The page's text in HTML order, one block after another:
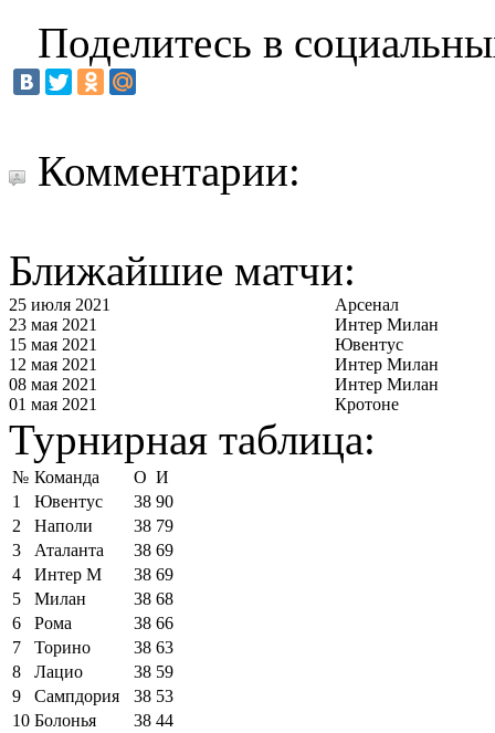
Поделитесь в
Комментарии:
Ближайшие матчи:
25 июля 2021
Арсенал
23 мая 2021
Интер Милан
15 мая 2021
Ювентус
12 мая 2021
Интер Милан
08 мая 2021
Интер Милан
01 мая 2021
Кротоне
Турнирная таблица:
№ Команда О И
1
Ювентус 38 90
2
Наполи 38 79
3
Аталанта 38 69
4
Интер М 38 69
5
Милан 38 68
6
Рома 38 66
7
Торино 38 63
8
Лацио 38 59
9
Сампдория 38 53
10 Болонья 38 44